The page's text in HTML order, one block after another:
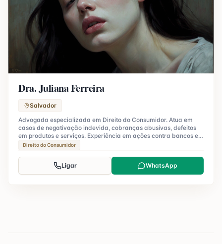
Dra. Juliana Ferreira
Salvador
Advogada especializada em Direito do Consumidor. Atua em
casos de negativação indevida, cobranças abusivas, defeitos
em produtos e serviços. Experiência em ações contra bancos e
operadoras.
Direito do Consumidor
Ligar WhatsApp